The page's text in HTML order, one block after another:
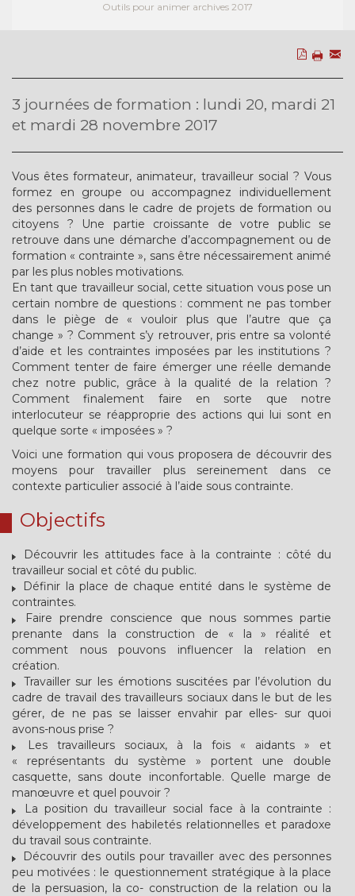
Outils pour animer archives 2017
3 journées de formation : lundi 20, mardi 21
et mardi 28 novembre 2017
Vous êtes formateur, animateur, travailleur social ? Vous
formez en groupe ou accompagnez individuellement
des personnes dans le cadre de projets de formation ou
citoyens ? Une partie croissante de votre public se
retrouve dans une démarche d’accompagnement ou de
formation « contrainte », sans être nécessairement animé
par les plus nobles motivations.
En tant que travailleur social, cette situation vous pose un
certain nombre de questions : comment ne pas tomber
dans le piège de « vouloir plus que l’autre que ça
change » ? Comment s’y retrouver, pris entre sa volonté
d’aide et les contraintes imposées par les institutions ?
Comment tenter de faire émerger une réelle demande
chez notre public, grâce à la qualité de la relation ?
Comment finalement faire en sorte que notre
interlocuteur se réapproprie des actions qui lui sont en
quelque sorte « imposées » ?
Voici une formation qui vous proposera de découvrir des
moyens pour travailler plus sereinement dans ce
contexte particulier associé à l’aide sous contrainte.
Objectifs
Découvrir les attitudes face à la contrainte : côté du
travailleur social et côté du public.
Définir la place de chaque entité dans le système de
contraintes.
Faire prendre conscience que nous sommes partie
prenante dans la construction de « la » réalité et
comment nous pouvons influencer la relation en
création.
Travailler sur les émotions suscitées par l’évolution du
cadre de travail des travailleurs sociaux dans le but de les
gérer, de ne pas se laisser envahir par elles- sur quoi
avons-nous prise ?
Les travailleurs sociaux, à la fois « aidants » et
« représentants du système » portent une double
casquette, sans doute inconfortable. Quelle marge de
manœuvre et quel pouvoir ?
La position du travailleur social face à la contrainte :
développement des habiletés relationnelles et paradoxe
du travail sous contrainte.
Découvrir des outils pour travailler avec des personnes
peu motivées : le questionnement stratégique à la place
de la persuasion, la co- construction de la relation ou la